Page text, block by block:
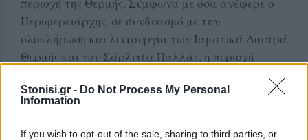
Stonisi.gr - Do Not Process My Personal
Information
If you wish to opt-out of the sale, sharing to third parties, or
Περιφερειάρχης, σε συνδυασμό με την
ολοκλήρωση και λειτουργία των Ιαματικά Λουτρά
Θερμής και του Σάρλιτζα Παλλάς, η περιοχή